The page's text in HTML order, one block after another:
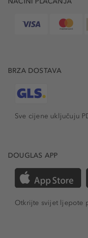
BRZA DOSTAVA
Sve cijene uključuju
DOUGLAS APP
Otkrijte svijet ljepote